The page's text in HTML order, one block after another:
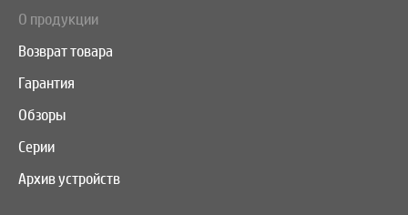
О продукции
Возврат товара
Гарантия
Обзоры
Серии
Архив устройств